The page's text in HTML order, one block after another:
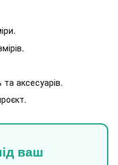
аксесуарів.
ваш